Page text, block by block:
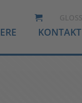
KONTAKT